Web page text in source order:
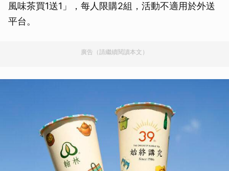
風味茶買1送1」，每人限購2組，活動不適用於外送
平台。
廣告（請繼續閱讀本文）